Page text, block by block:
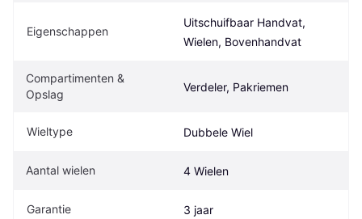
Eigenschappen
Uitschuifbaar Handvat,
Wielen, Bovenhandvat
Compartimenten &
Opslag
Verdeler, Pakriemen
Wieltype Dubbele Wiel
Aantal wielen 4 Wielen
Garantie 3 jaar